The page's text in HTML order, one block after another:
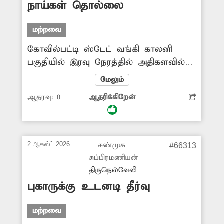
நடவடிக்கை எடுக்க வேண்டுகிறேன்.
நாய்கள் தொல்லை
மற்றவை
கோவில்பட்டி ஸ்டேட் வங்கி காலனி
பகுதியில் இரவு நேரத்தில் அதிகளவில்
தெருநாய்கள் சுற்றித்திரிகின்றன. அவை
நள்ளிரவில் சாலையில் உலா வந்து
சத்தமாக குரைக்கின்றன. இதனால்
பள்ளி, கல்லூரி மாணவ, மாணவிகள்
இருக்கிறது. மேலும் சாலைகளில்
குறுக்கே ஓடும் நாய்களால் விபத்து
அபாயமும் ஏற்பட்டுள்ளது. நாய்களை
பிடிக்க நகராட்சி நடவடிக்கை எடுக்குமா?
மேலும்
ஆதரவு: 0 ஆதரிக்கிறேன்
2 ஆகஸ்ட் 2026
சண்முக
சுப்பிரமணியன்
திருநெல்வேலி
#66313
புகாருக்கு உடனடி தீர்வு
மற்றவை